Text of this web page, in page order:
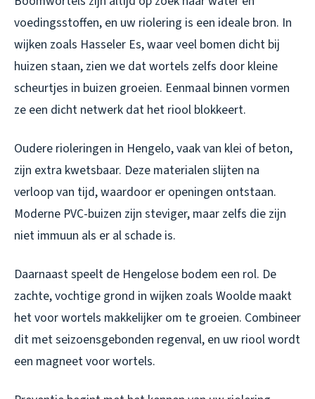
voedingsstoffen, en uw riolering is een ideale bron. In
wijken zoals Hasseler Es, waar veel bomen dicht bij
huizen staan, zien we dat wortels zelfs door kleine
scheurtjes in buizen groeien. Eenmaal binnen vormen
ze een dicht netwerk dat het riool blokkeert.
Oudere rioleringen in Hengelo, vaak van klei of beton,
zijn extra kwetsbaar. Deze materialen slijten na
verloop van tijd, waardoor er openingen ontstaan.
Moderne PVC-buizen zijn steviger, maar zelfs die zijn
niet immuun als er al schade is.
Daarnaast speelt de Hengelose bodem een rol. De
zachte, vochtige grond in wijken zoals Woolde maakt
het voor wortels makkelijker om te groeien. Combineer
dit met seizoensgebonden regenval, en uw riool wordt
een magneet voor wortels.